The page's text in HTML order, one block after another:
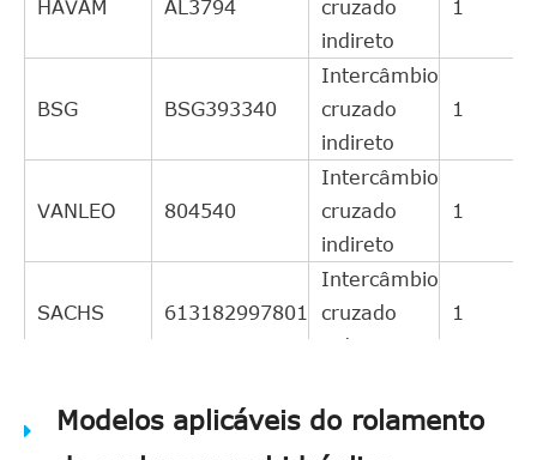
HAVAM AL3794
cruzado
indireto
1
BSG BSG393340
Intercâmbio
cruzado
indireto
1
VANLEO 804540
Intercâmbio
cruzado
indireto
1
SACHS 613182997801
Intercâmbio
cruzado
indireto
1
VALEO 804540
cruzado
1
Modelos aplicáveis do rolamento